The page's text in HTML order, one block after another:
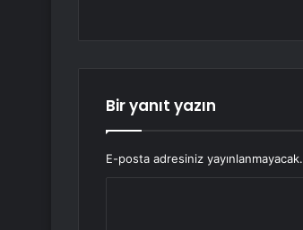
Bir yanıt yazın
E-posta adresiniz yayınlanmayacak.